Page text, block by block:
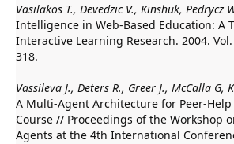
Vasilakos T., Devedzic V., Kinshuk, Pedrycz
Intelligence in Web-Based Education: A
Interactive Learning Research. 2004. Vol.
318.
Vassileva J., Deters R., Greer J., McCalla G,
A Multi-Agent Architecture for Peer-
Course // Proceedings of the Workshop
Agents at the 4th International